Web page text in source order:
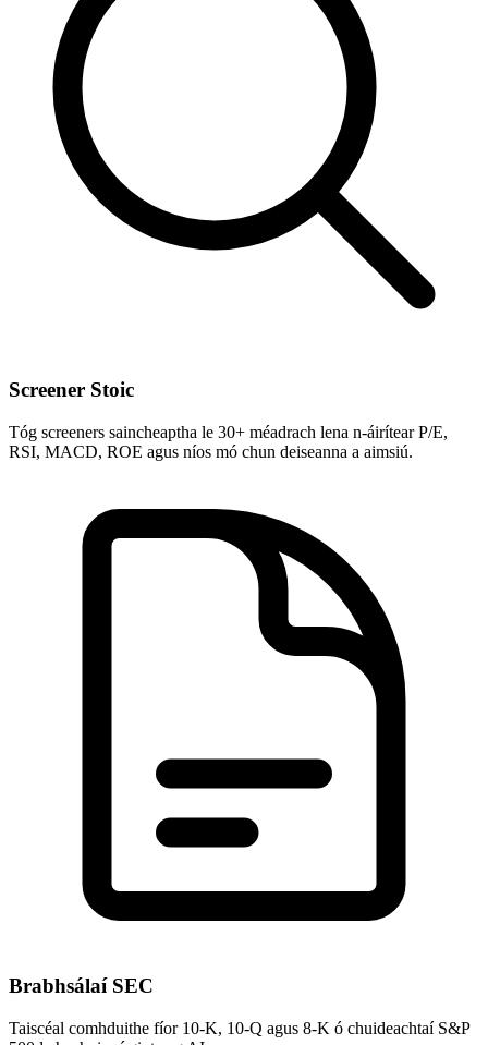
Screener Stoic
Tóg screeners saincheaptha le 30+ méadrach lena n-áirítear P/E,
RSI, MACD, ROE agus níos mó chun deiseanna a aimsiú.
Brabhsálaí SEC
Taiscéal comhduithe fíor 10-K, 10-Q agus 8-K ó chuideachtaí S&P